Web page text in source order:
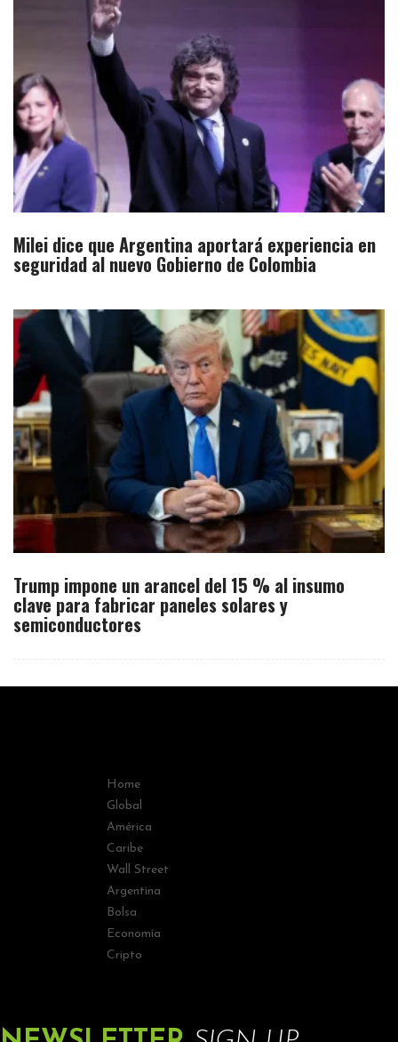
Milei dice que Argentina aportará experiencia en
seguridad al nuevo Gobierno de Colombia
Trump impone un arancel del 15 % al insumo
clave para fabricar paneles solares y
semiconductores
Home
Global
América
Caribe
Wall Street
Argentina
Bolsa
Economía
Cripto